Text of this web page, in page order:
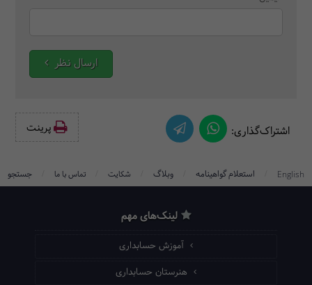
ارسال نظر
اشتراک‌گذاری: پرینت‌
English استعلام گواهینامه وبلاگ شکایت تماس با ما جستجو
لینک‌های مهم
آموزش حسابداری
هنرستان حسابداری